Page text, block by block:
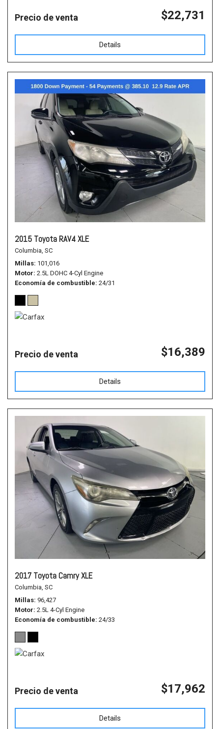
Precio de venta $22,731
Details
2015 Toyota RAV4 XLE
Columbia, SC
Millas 101,016
Motor 2.5L DOHC 4-Cyl Engine
Economía de combustible 24/31
Precio de venta $16,389
Details
2017 Toyota Camry XLE
Columbia, SC
Millas 96,427
Motor 2.5L 4-Cyl Engine
Economía de combustible 24/33
Precio de venta $17,962
Details